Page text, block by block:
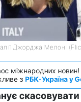
Джорджа Мелоні
міжнародних
з РБК-Україна у
скасовувати